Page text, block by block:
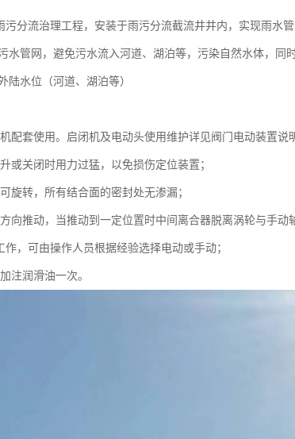
分流治理工程，安装于雨污分流截流井井内，实现雨水
水管网，避免污水流入河道、湖泊等，污染自然水体，同
陆水位（河道、湖泊等）
配套使用。启闭机及电动头使用维护详见阀门电动装置说
或关闭时用力过猛，以免损伤定位装置；
旋转，所有结合面的密封处无渗漏；
向推动，当推动到一定位置时中间离合器脱离涡轮与手动
，可由操作人员根据经验选择电动或手动；
注润滑油一次。